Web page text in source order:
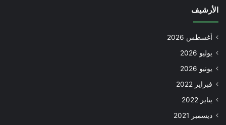
الأرشيف
أغسطس 2026
يوليو 2026
يونيو 2026
فبراير 2022
يناير 2022
ديسمبر 2021